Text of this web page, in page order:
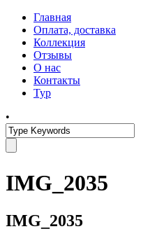
Главная
Оплата, доставка
Коллекция
Отзывы
О нас
Контакты
Тур
•
IMG_2035
IMG_2035